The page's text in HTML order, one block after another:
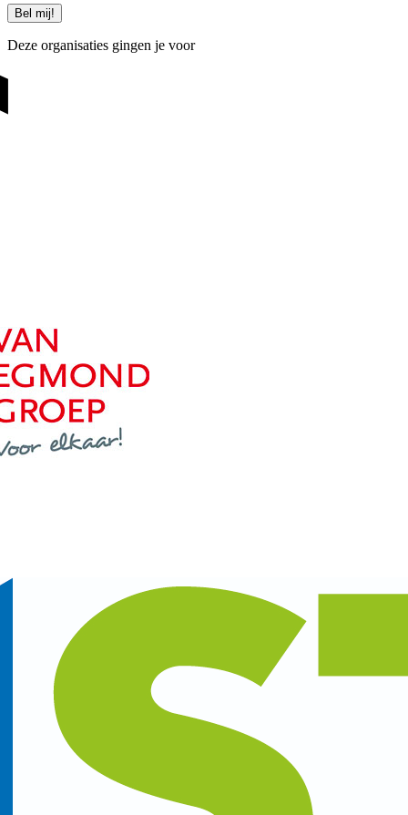
Deze organisaties gingen je voor